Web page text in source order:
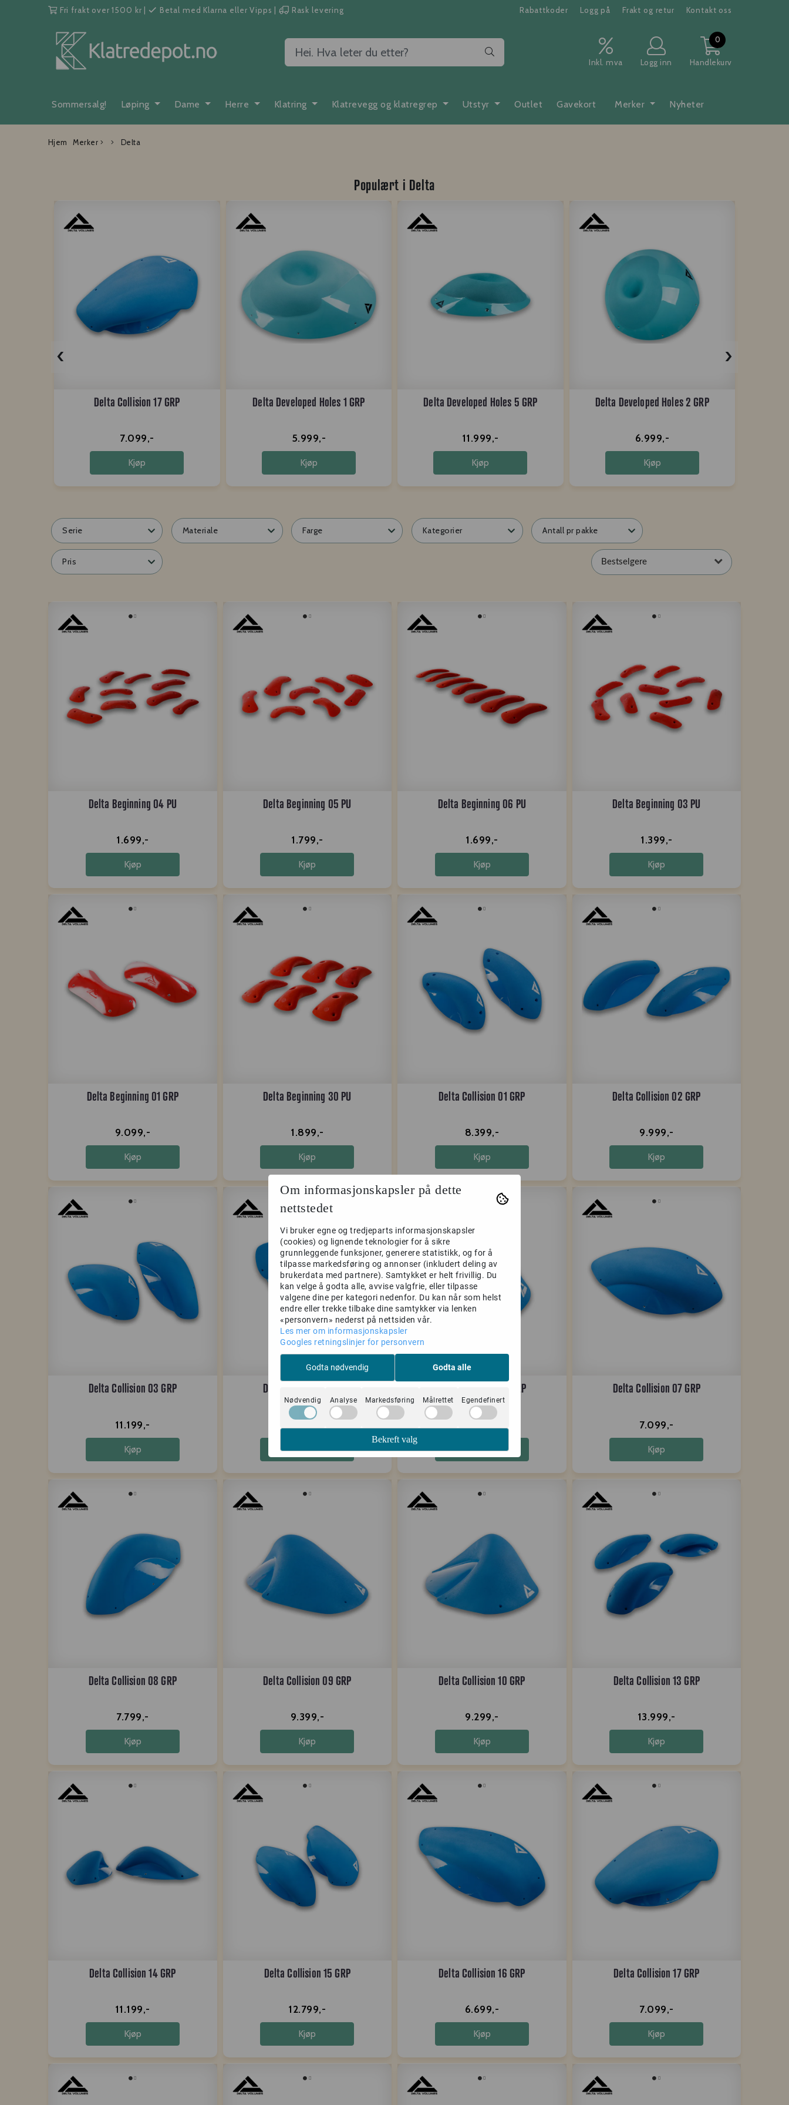
Fri frakt over 1500 kr Betal med Klarna eller Vipps | Rask levering Rabattkoder Logg på Frakt og retur Kontakt oss
Inkl. mva Logg inn
0
Handlekurv
Sommersalg! Løping Dame Herre Klatring Klatrevegg og klatregrep Utstyr Outlet Gavekort Merker Nyheter
Hjem Merker Delta
Populært i Delta
Delta Collision 17 GRP
7.099,-
Kjøp
Delta Developed Holes 1 GRP
5.999,-
Kjøp
Delta Developed Holes 5 GRP
11.999,-
Kjøp
Delta Developed Holes 2 GRP
6.999,-
Kjøp
‹ ›
Serie Materiale Farge Kategorier Antall pr pakke
Pris Bestselgere
Delta Beginning 04 PU
1.699,-
Kjøp
Delta Beginning 05 PU
1.799,-
Kjøp
Delta Beginning 06 PU
1.699,-
Kjøp
Delta Beginning 03 PU
1.399,-
Kjøp
Delta Beginning 01 GRP
9.099,-
Kjøp
Delta Beginning 30 PU
1.899,-
Kjøp
Delta Collision 01 GRP
8.399,-
Kjøp
Delta Collision 02 GRP
9.999,-
Kjøp
Delta Collision 03 GRP
11.199,-
Kjøp
Delta Collision 04 GRP
Kjøp
Delta Collision 05 GRP
Kjøp
Delta Collision 07 GRP
7.099,-
Kjøp
Delta Collision 08 GRP
7.799,-
Kjøp
Delta Collision 09 GRP
9.399,-
Kjøp
Delta Collision 10 GRP
9.299,-
Kjøp
Delta Collision 13 GRP
13.999,-
Kjøp
Delta Collision 14 GRP
11.199,-
Kjøp
Delta Collision 15 GRP
12.799,-
Kjøp
Delta Collision 16 GRP
6.699,-
Kjøp
Delta Collision 17 GRP
7.099,-
Kjøp
Om informasjonskapsler på dette
nettstedet
Vi bruker egne og tredjeparts informasjonskapsler
(cookies) og lignende teknologier for å sikre
grunnleggende funksjoner, generere statistikk, og for å
tilpasse markedsføring og annonser (inkludert deling av
brukerdata med partnere). Samtykket er helt frivillig. Du
kan velge å godta alle, avvise valgfrie, eller tilpasse
valgene dine per kategori nedenfor. Du kan når som helst
endre eller trekke tilbake dine samtykker via lenken
«personvern» nederst på nettsiden vår.
Les mer om informasjonskapsler
Googles retningslinjer for personvern
Godta nødvendig Godta alle
Nødvendig Analyse Markedsføring Målrettet Egendefinert
Bekreft valg